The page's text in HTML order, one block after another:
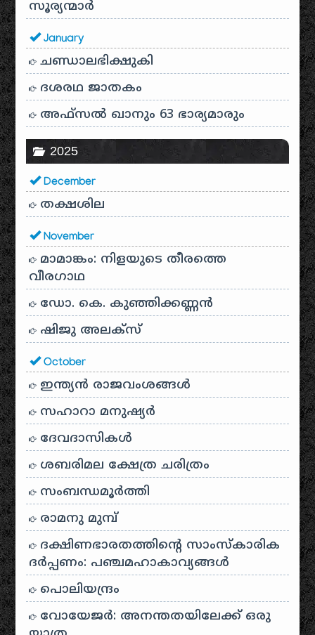
സൂര്യന്മാർ
January
ചണ്ഡാലഭിക്ഷുകി
ദശരഥ ജാതകം
അഫ്സൽ ഖാനും 63 ഭാര്യമാരും
2025
December
തക്ഷശില
November
മാമാങ്കം: നിളയുടെ തീരത്തെ
വീരഗാഥ
ഡോ. കെ. കുഞ്ഞിക്കണ്ണൻ
ഷിജു അലക്സ്
October
ഇന്ത്യൻ രാജവംശങ്ങൾ
സഹാറാ മനുഷ്യർ
ദേവദാസികൾ
ശബരിമല ക്ഷേത്ര ചരിത്രം
സംബന്ധമൂർത്തി
രാമനു മുമ്പ്
ദക്ഷിണഭാരതത്തിൻ്റെ സാംസ്കാരിക
ദർപ്പണം: പഞ്ചമഹാകാവ്യങ്ങൾ
പൊലിയന്ദ്രം
വോയേജർ: അനന്തതയിലേക്ക് ഒരു